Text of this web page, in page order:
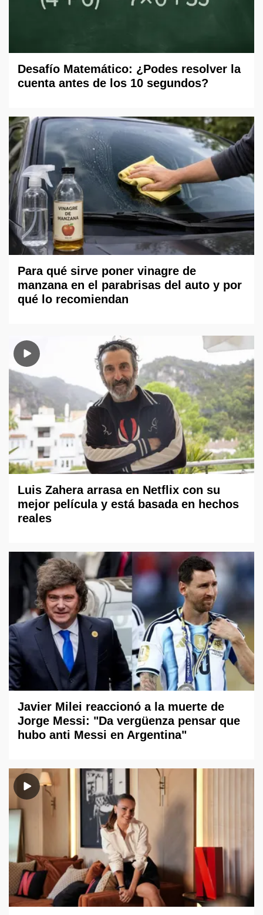
Desafío Matemático: ¿Podes resolver la
cuenta antes de los 10 segundos?
Para qué sirve poner vinagre de
manzana en el parabrisas del auto y por
qué lo recomiendan
Luis Zahera arrasa en Netflix con su
mejor película y está basada en hechos
reales
Javier Milei reaccionó a la muerte de
Jorge Messi: "Da vergüenza pensar que
hubo anti Messi en Argentina"